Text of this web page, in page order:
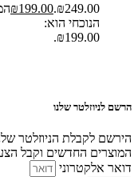
₪249.00.
₪199.00 המחיר
הנוכחי הוא:
₪199.00.
שלנו
לקבלת הניוזלטר שלנו
החדשים וקבל הצעות